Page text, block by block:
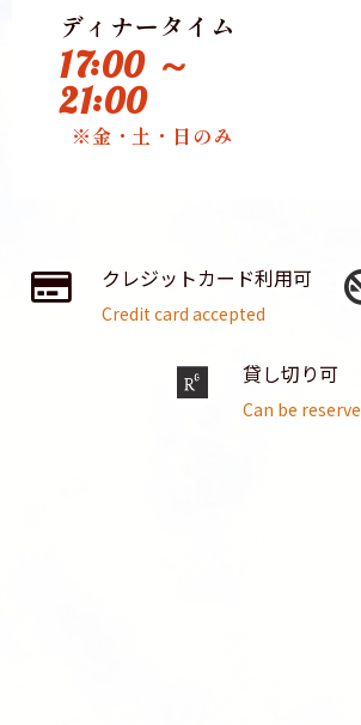
ディナータイム
17:00 ～
21:00
※金・土・日のみ
クレジットカード利用可
Credit card accepted
貸し切り可
Can be